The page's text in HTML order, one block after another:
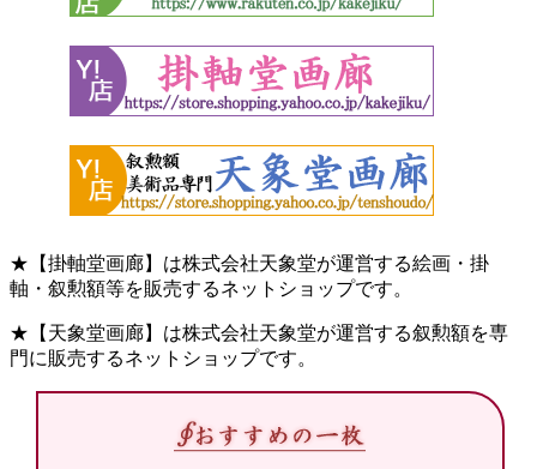
★【掛軸堂画廊】は株式会社天象堂が運営する絵画・掛
軸・叙勲額等を販売するネットショップです。
★【天象堂画廊】は株式会社天象堂が運営する叙勲額を専
門に販売するネットショップです。